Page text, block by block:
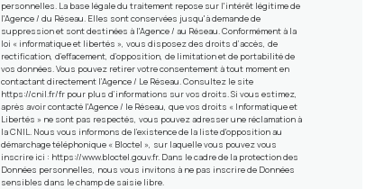
personnelles. La base légale du traitement repose sur l'intérêt légitime de
l'Agence / du Réseau. Elles sont conservées jusqu'à demande de
suppression et sont destinées à l'Agence / au Réseau. Conformément à la
loi « informatique et libertés », vous disposez des droits d’accès, de
rectification, d’effacement, d’opposition, de limitation et de portabilité de
vos données. Vous pouvez retirer votre consentement à tout moment en
contactant directement l’Agence / Le Réseau. Consultez le site
https://cnil.fr/frpour plus d’informations sur vos droits. Si vous estimez,
après avoir contacté l'Agence / le Réseau, que vos droits « Informatique et
Libertés » ne sont pas respectés, vous pouvez adresser une réclamation à
la CNIL. Nous vous informons de l’existence de la liste d'opposition au
démarchage téléphonique « Bloctel », sur laquelle vous pouvez vous
inscrire ici : https://www.bloctel.gouv.fr. Dans le cadre de la protection des
Données personnelles, nous vous invitons à ne pas inscrire de Données
sensibles dans le champ de saisie libre.